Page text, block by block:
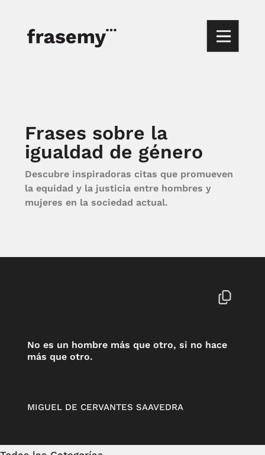
Frases sobre la
igualdad de género
Descubre inspiradoras citas que promueven
la equidad y la justicia entre hombres y
mujeres en la sociedad actual.
No es un hombre más que otro, si no hace
más que otro.
MIGUEL DE CERVANTES SAAVEDRA